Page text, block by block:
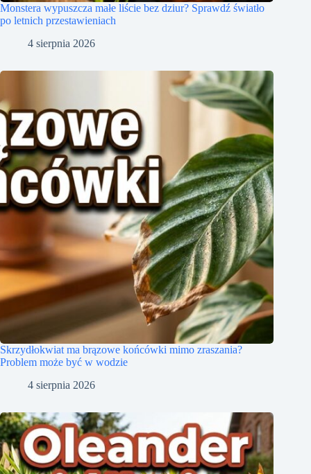
Monstera wypuszcza małe liście bez dziur? Sprawdź światło
po letnich przestawieniach
4 sierpnia 2026
Skrzydłokwiat ma brązowe końcówki mimo zraszania?
Problem może być w wodzie
4 sierpnia 2026